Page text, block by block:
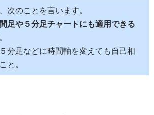
次のことを言います。
足や５分足チャートにも適用できる
分足などに時間軸を変えても自己相
と。